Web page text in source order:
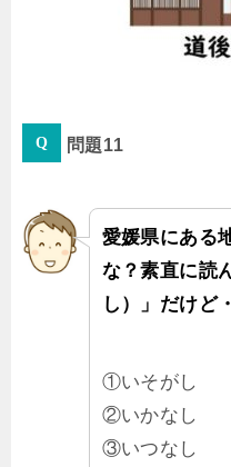
問題11
愛媛県にある
な？素直に読
し）」だけど
①いそがし
②いかなし
③いつなし